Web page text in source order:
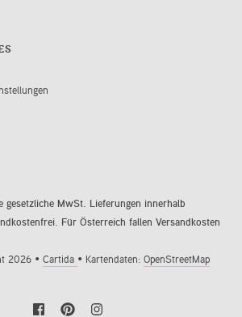
gesetzliche MwSt. Lieferungen innerhalb
Für Österreich fallen Versandkosten
2026 • Cartida • Kartendaten: OpenStreetMap
FacebookPinterestInstagram